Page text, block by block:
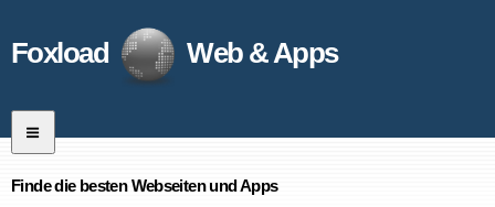
Foxload Web & Apps
Finde die besten Webseiten und Apps